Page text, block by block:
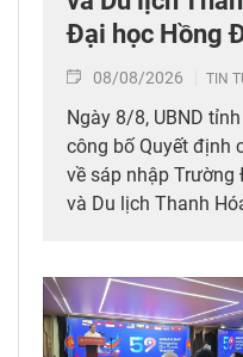
Đại học Hồng
08/08/2026 TIN
Ngày 8/8, UBND
công bố Quyết định
về sáp nhập Trường
và Du lịch Thanh